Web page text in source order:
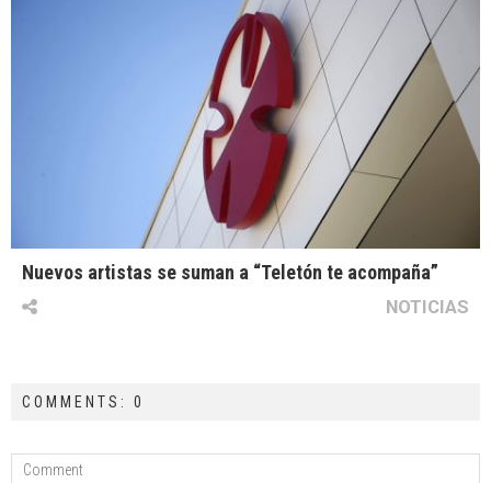
Nuevos artistas se suman a “Teletón te acompaña”
NOTICIAS
COMMENTS: 0